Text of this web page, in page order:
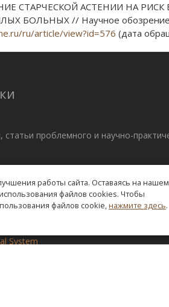
СТАРЧЕСКОЙ АСТЕНИИ НА
БОЛЬНЫХ // Научное обозрение.
ru/article/view?id=576 (дата
проблемного и научно-
System
работы сайта. Оставаясь на нашем
файлов cookies. Чтобы
файлов cookie,нажмите здесь.